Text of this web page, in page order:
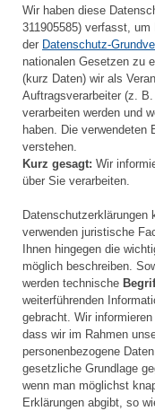
Wir haben diese
311905585) verfasst,
der Datenschutz-
nationalen Gesetzen zu
(kurz Daten) wir als
Auftragsverarbeiter (z.
verarbeiten werden und
haben. Die verwendeten
verstehen.
Kurz gesagt: Wir
über Sie verarbeiten.
Datenschutzerklärungen
verwenden juristische
Ihnen hingegen die
möglich beschreiben.
werden technische
weiterführenden
gebracht. Wir
dass wir im Rahmen
personenbezogene
gesetzliche Grundlage
wenn man möglichst
Erklärungen abgibt, so